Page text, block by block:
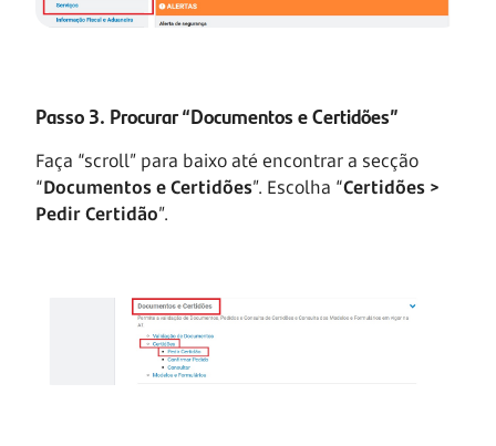
Passo 3. Procurar “Documentos e Certidões”
Faça “scroll” para baixo até encontrar a secção
“Documentos e Certidões”. Escolha “Certidões >
Pedir Certidão”.